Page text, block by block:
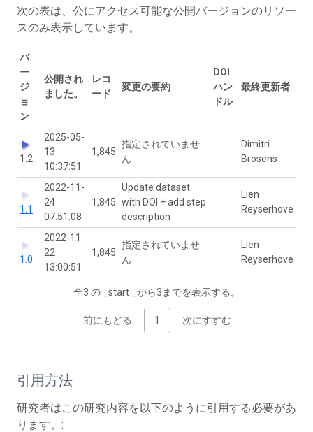
次の表は、公にアクセス可能な公開バージョンのリソー
スのみ表示しています。
バ
ー
ジ
ョ
ン
公開され
ました。
レコ
ード
変更の要約
DOI
ハン
ドル
最終更新者
1.2
2025-05-
13
10:37:51
1,845
指定されていませ
ん
Dimitri
Brosens
1.1
2022-11-
24
07:51:08
1,845
Update dataset
with DOI + add step
description
Lien
Reyserhove
1.0
2022-11-
22
13:00:51
1,845
指定されていませ
ん
Lien
Reyserhove
全3 の _start _から3までを表示する。
前にもどる 1 次にすすむ
引用方法
研究者はこの研究内容を以下のように引用する必要があ
ります。: